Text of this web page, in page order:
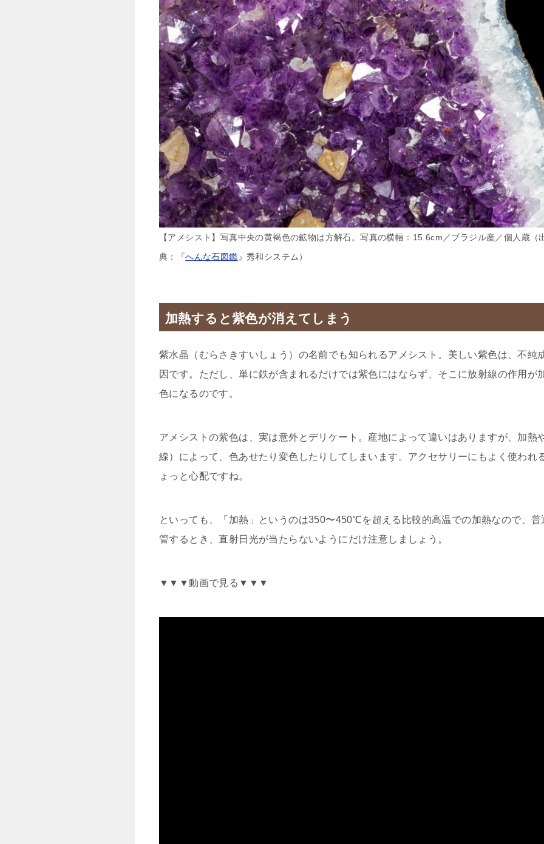
【アメシスト】写真中央の黄褐色の鉱物は方解石。写真の横幅：15.6cm／ブラジル産／個人蔵（
典：『へんな石図鑑 』秀和システム）
加熱すると紫色が消えてしまう
紫水晶（むらさきすいしょう）の名前でも知られるアメシスト。美しい紫色は、不純
因です。ただし、単に鉄が含まれるだけでは紫色にはならず、そこに放射線の作用が
色になるのです。
アメシストの紫色は、実は意外とデリケート。産地によって違いはありますが、加熱
線）によって、色あせたり変色したりしてしまいます。アクセサリーにもよく使われ
ょっと心配ですね。
といっても、「加熱」というのは350〜450℃を超える比較的高温での加熱なので、
管するとき、直射日光が当たらないようにだけ注意しましょう。
▼▼▼動画で見る▼▼▼